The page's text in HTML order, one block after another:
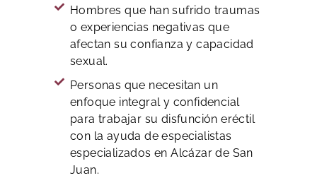
Hombres que han sufrido traumas
o experiencias negativas que
afectan su confianza y capacidad
sexual.
Personas que necesitan un
enfoque integral y confidencial
para trabajar su disfunción eréctil
con la ayuda de especialistas
especializados en Alcázar de San
Juan.